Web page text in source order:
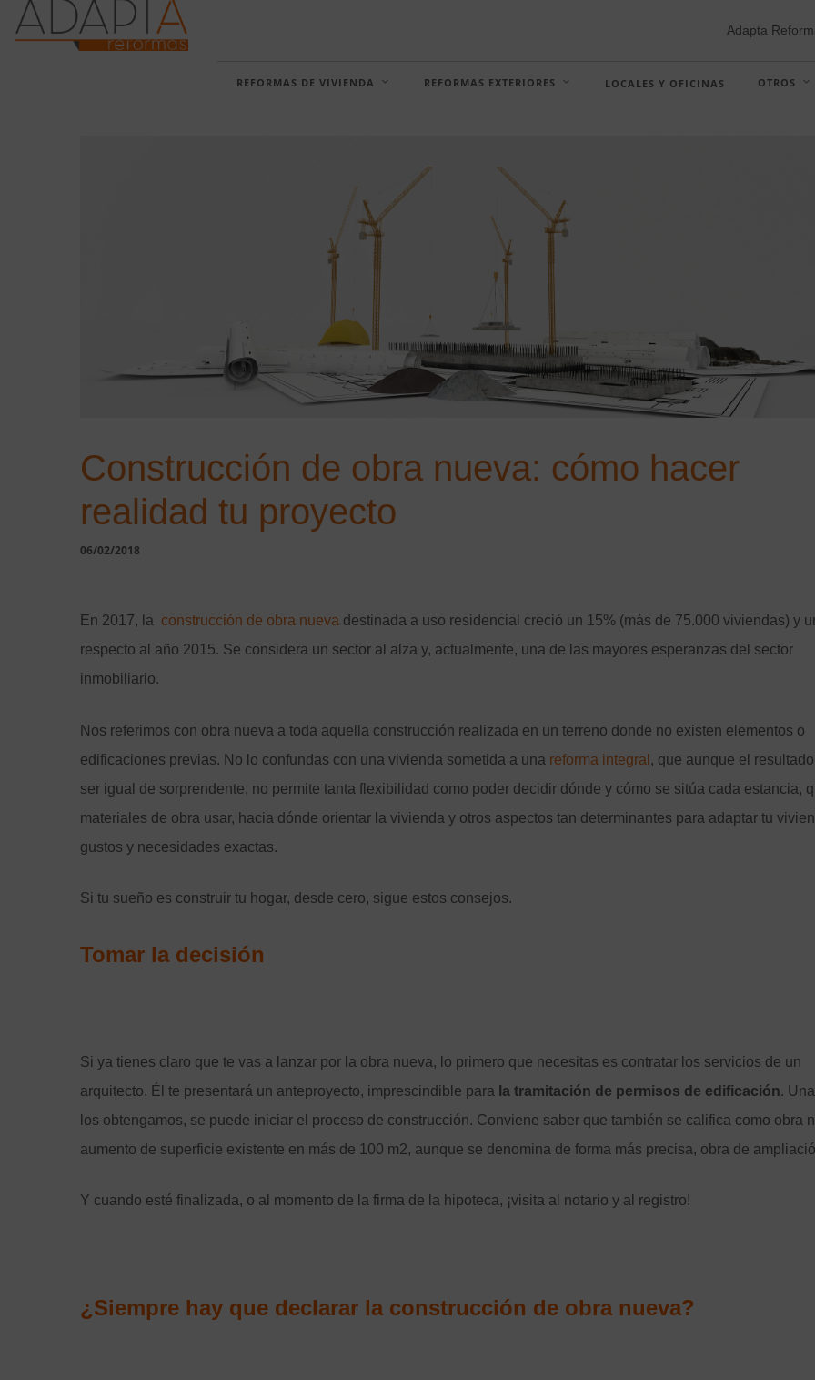
Adapta
REFORMAS DE VIVIENDA REFORMAS EXTERIORES LOCALES Y OFICINAS OTROS
Construcción de obra nueva: cómo hacer
realidad tu proyecto
06/02/2018
En 2017, la construcción de obra nueva destinada a uso residencial creció un 15% (más de 75.000 viviendas) y
respecto al año 2015. Se considera un sector al alza y, actualmente, una de las mayores esperanzas del sector
inmobiliario.
Nos referimos con obra nueva a toda aquella construcción realizada en un terreno donde no existen elementos o
edificaciones previas. No lo confundas con una vivienda sometida a una reforma integral , que aunque el
ser igual de sorprendente, no permite tanta flexibilidad como poder decidir dónde y cómo se sitúa cada estancia,
materiales de obra usar, hacia dónde orientar la vivienda y otros aspectos tan determinantes para adaptar tu
gustos y necesidades exactas.
Si tu sueño es construir tu hogar, desde cero, sigue estos consejos.
Tomar la decisión
Si ya tienes claro que te vas a lanzar por la obra nueva, lo primero que necesitas es contratar los servicios de un
arquitecto. Él te presentará un anteproyecto, imprescindible para la tramitación de permisos de edificación.
los obtengamos, se puede iniciar el proceso de construcción. Conviene saber que también se califica como obra
aumento de superficie existente en más de 100 m2, aunque se denomina de forma más precisa, obra de
Y cuando esté finalizada, o al momento de la firma de la hipoteca, ¡visita al notario y al registro!
¿Siempre hay que declarar la construcción de obra nueva?